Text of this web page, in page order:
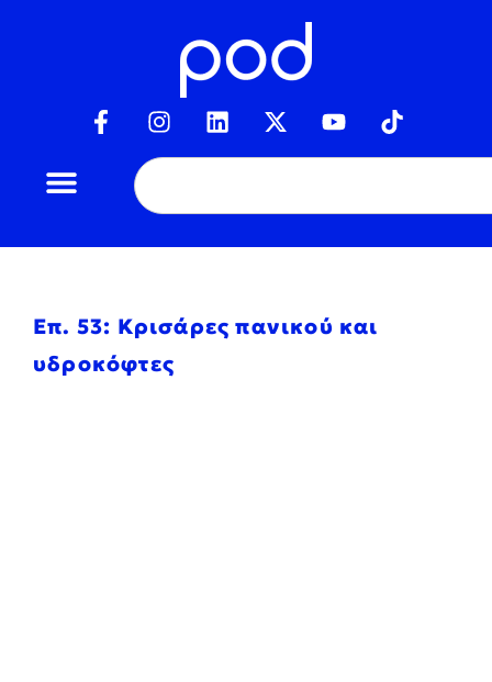
Επ. 53: Κρισάρες πανικού και
υδροκόφτες